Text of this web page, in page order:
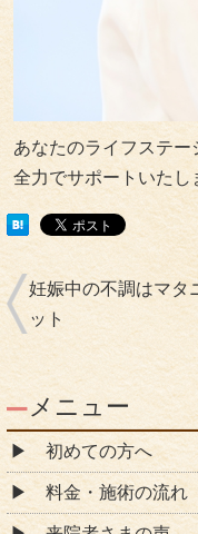
あなたのライフステ
全力でサポートいたし
妊娠中の不調はマタ
ット
メニュー
初めての方へ
料金・施術の流れ